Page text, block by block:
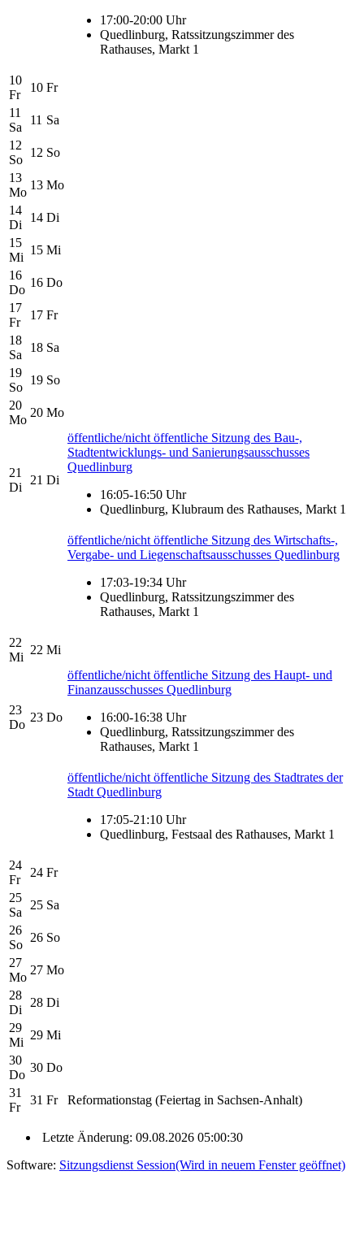
17:00-20:00 Uhr
Quedlinburg, Ratssitzungszimmer des
Rathauses, Markt 1
10
Fr
10 Fr
11
Sa
11 Sa
12
So
12 So
13
Mo
13 Mo
14
Di
14 Di
15
Mi
15 Mi
16
Do
16 Do
17
Fr
17 Fr
18
Sa
18 Sa
19
So
19 So
20
Mo
20 Mo
21
Di
21 Di
öffentliche/nicht öffentliche Sitzung des Bau-,
Stadtentwicklungs- und Sanierungsausschusses
Quedlinburg
16:05-16:50 Uhr
Quedlinburg, Klubraum des Rathauses, Markt 1
öffentliche/nicht öffentliche Sitzung des Wirtschafts-,
Vergabe- und Liegenschaftsausschusses Quedlinburg
17:03-19:34 Uhr
Quedlinburg, Ratssitzungszimmer des
Rathauses, Markt 1
22
Mi
22 Mi
23
Do
23 Do
öffentliche/nicht öffentliche Sitzung des Haupt- und
Finanzausschusses Quedlinburg
16:00-16:38 Uhr
Quedlinburg, Ratssitzungszimmer des
Rathauses, Markt 1
öffentliche/nicht öffentliche Sitzung des Stadtrates der
Stadt Quedlinburg
17:05-21:10 Uhr
Quedlinburg, Festsaal des Rathauses, Markt 1
24
Fr
24 Fr
25
Sa
25 Sa
26
So
26 So
27
Mo
27 Mo
28
Di
28 Di
29
Mi
29 Mi
30
Do
30 Do
31
Fr
31 Fr Reformationstag (Feiertag in Sachsen-Anhalt)
Letzte Änderung: 09.08.2026 05:00:30
Software: Sitzungsdienst Session(Wird in neuem Fenster geöffnet)